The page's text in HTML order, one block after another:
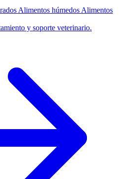
Alimentos húmedos Alimentos
y soporte veterinario.